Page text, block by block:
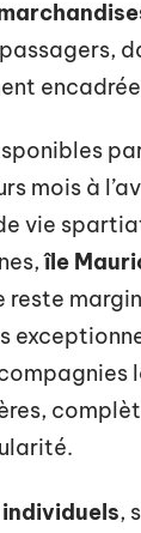
mois à
vie
île
reste
,